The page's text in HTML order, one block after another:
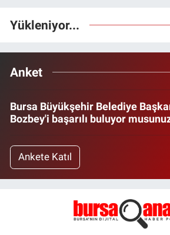
Yükleniyor...
Anket
Bursa Büyükşehir Belediye
Bozbey'i başarılı buluyor
Ankete Katıl